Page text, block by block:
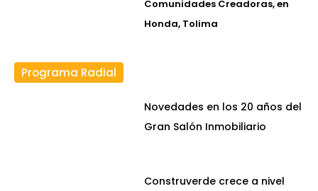
Comunidades Creadoras, en
Honda, Tolima
Programa Radial
Novedades en los 20 años del
Gran Salón Inmobiliario
Construverde crece a nivel